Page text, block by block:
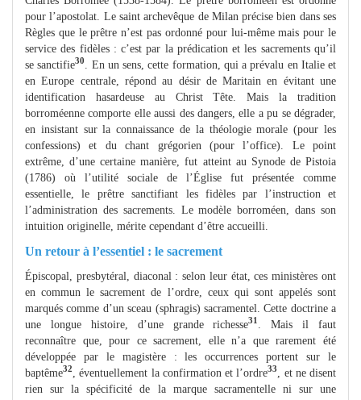
pour l’apostolat. Le saint archevêque de Milan précise bien dans ses
Règles que le prêtre n’est pas ordonné pour lui-même mais pour le
service des fidèles : c’est par la prédication et les sacrements qu’il
se sanctifie30
. En un sens, cette formation, qui a prévalu en Italie et
en Europe centrale, répond au désir de Maritain en évitant une
identification hasardeuse au Christ Tête. Mais la tradition
borroméenne comporte elle aussi des dangers, elle a pu se dégrader,
en insistant sur la connaissance de la théologie morale (pour les
confessions) et du chant grégorien (pour l’office). Le point
extrême, d’une certaine manière, fut atteint au Synode de Pistoia
(1786) où l’utilité sociale de l’Église fut présentée comme
essentielle, le prêtre sanctifiant les fidèles par l’instruction et
l’administration des sacrements. Le modèle borroméen, dans son
intuition originelle, mérite cependant d’être accueilli.
Un retour à l’essentiel : le sacrement
Épiscopal, presbytéral, diaconal : selon leur état, ces ministères ont
en commun le sacrement de l’ordre, ceux qui sont appelés sont
marqués comme d’un sceau (sphragis) sacramentel. Cette doctrine a
une longue histoire, d’une grande richesse31
. Mais il faut
reconnaître que, pour ce sacrement, elle n’a que rarement été
développée par le magistère : les occurrences portent sur le
baptême32 , éventuellement la confirmation et l’ordre33
, et ne disent
rien sur la spécificité de la marque sacramentelle ni sur une